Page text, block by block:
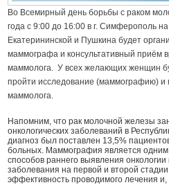
Во Всемирный день борьбы с раком
года с 9:00 до 16:00 в г. Симферополь
Екатерининской и Пушкина будет
маммографа и консультативный приём
маммолога. У всех желающих женщин
пройти исследование (маммографию) и
маммолога.
Напомним, что рак молочной железы
онкологических заболеваний в
диагноз был поставлен 13,5%
больных. Маммография является
способов раннего выявления
заболевания на первой и второй
эффективность проводимого лечения и,